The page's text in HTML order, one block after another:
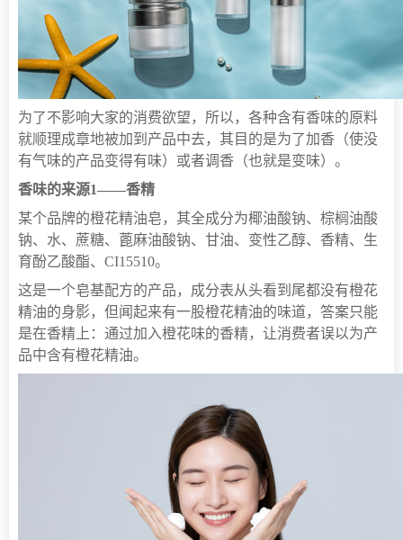
为了不影响大家的消费欲望，所以，各种含有香味的原料
就顺理成章地被加到产品中去，其目的是为了加香（使没
有气味的产品变得有味）或者调香（也就是变味）。
香味的来源1——香精
某个品牌的橙花精油皂，其全成分为椰油酸钠、棕榈油酸
钠、水、蔗糖、蓖麻油酸钠、甘油、变性乙醇、香精、生
育酚乙酸酯、CI15510。
这是一个皂基配方的产品，成分表从头看到尾都没有橙花
精油的身影，但闻起来有一股橙花精油的味道，答案只能
是在香精上：通过加入橙花味的香精，让消费者误以为产
品中含有橙花精油。